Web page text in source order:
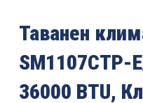
Таванен
SM1107CTP-
36000 BTU,